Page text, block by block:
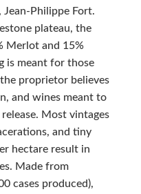
Jean-Philippe Fort.
plateau, the
Merlot and 15%
is meant for those
proprietor believes
and wines meant to
Most vintages
and tiny
hectare result in
Made from
cases produced),